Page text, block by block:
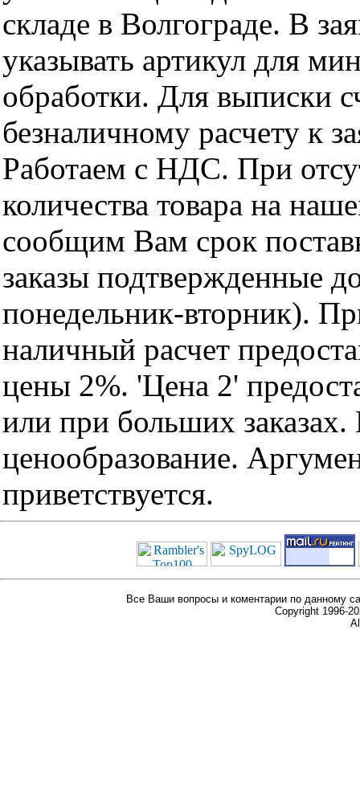
складе в Волгограде. В
указывать артикул для
обработки. Для выписки
безналичному расчету к
Работаем с НДС. При
количества товара на
сообщим Вам срок
заказы подтвержденные
понедельник-вторник).
наличный расчет
цены 2%. 'Цена 2'
или при больших
ценообразование.
приветствуется.
Все Ваши вопросы и коментарии по данному
Copyright 1996-